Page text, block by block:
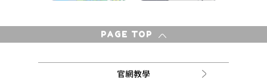
PAGE TOP
官網教學